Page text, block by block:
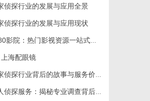
侦探行业的发展与应用全景
侦探行业的发展与应用现状
院：热门影视资源一站式观看体验
海配眼镜
探行业背后的故事与服务价值
服务：揭秘专业调查背后的故事与应用